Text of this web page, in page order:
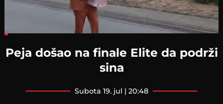
Peja došao na finale Elite da podrži
sina
subota 19. jul | 20:48